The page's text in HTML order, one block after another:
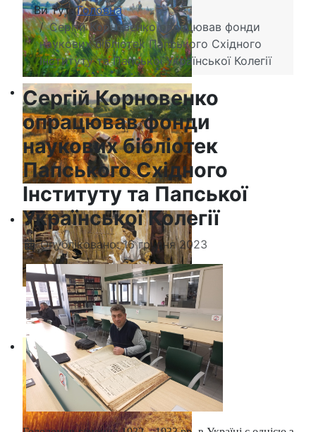
Ви тут:Головна
Сергій Корновенко опрацював фонди
наукових бібліотек Папського Східного
Інституту та Папської Української Колегії
Сергій Корновенко
опрацював фонди
наукових бібліотек
Папського Східного
Інституту та Папської
Української Колегії
Опубліковано: 16 грудня 2023